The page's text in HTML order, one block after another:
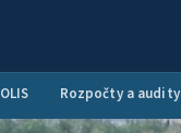
Rozpočty a audity